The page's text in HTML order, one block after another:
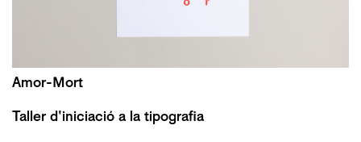
Amor-Mort
Taller d'iniciació a la tipografia